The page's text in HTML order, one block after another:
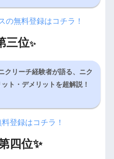
の無料登録はコチラ！
三位✨
クリーチ経験者が語る、ニク
ト・デメリットを超解説！
登録はコチラ！
四位✨